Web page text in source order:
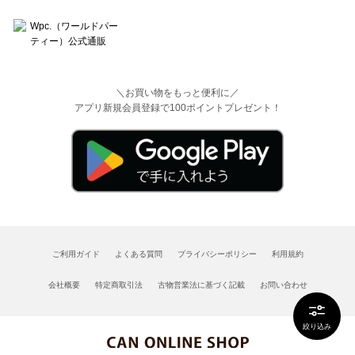
絞り込み
＼お買い物をもっと便利に／
アプリ新規会員登録で100ポイントプレゼント！
ご利用ガイド よくある質問 プライバシーポリシー 利用規約
会社概要 特定商取引法 古物営業法に基づく記載 お問い合わせ